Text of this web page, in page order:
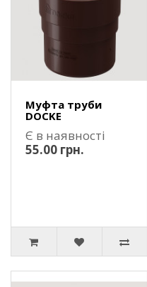
Муфта труби
DOCKE
Є в наявності
55.00 грн.